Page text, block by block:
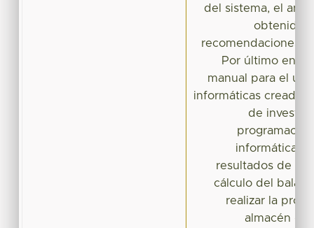
del sistema, el
obtenidos
recomendaciones
Por último en el
manual para el
informáticas creadas
de
informáticas
resultados de
cálculo del
realizar la
almacén